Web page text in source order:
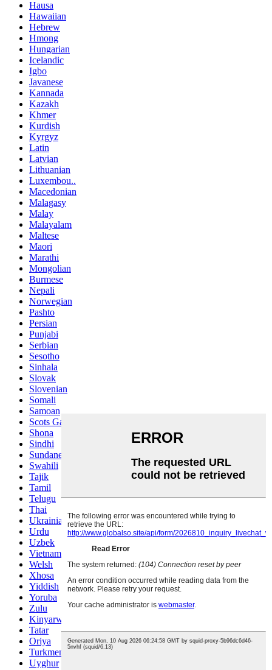
Hausa
Hawaiian
Hebrew
Hmong
Hungarian
Icelandic
Igbo
Javanese
Kannada
Kazakh
Khmer
Kurdish
Kyrgyz
Latin
Latvian
Lithuanian
Luxembou..
Macedonian
Malagasy
Malay
Malayalam
Maltese
Maori
Marathi
Mongolian
Burmese
Nepali
Norwegian
Pashto
Persian
Punjabi
Serbian
Sesotho
Sinhala
Slovak
Slovenian
Somali
Samoan
Scots Gaelic
Shona
Sindhi
Sundanese
Swahili
Tajik
Tamil
Telugu
Thai
Ukrainian
Urdu
Uzbek
Vietnamese
Welsh
Xhosa
Yiddish
Yoruba
Zulu
Kinyarwanda
Tatar
Oriya
Turkmen
Uyghur